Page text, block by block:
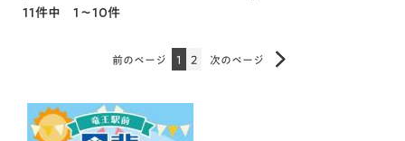
11件中 1～10件
前のページ 1 2 次のページ